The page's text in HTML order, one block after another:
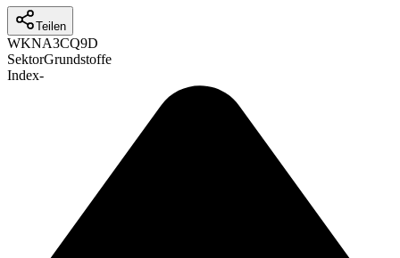
Teilen
WKNA3CQ9D
SektorGrundstoffe
Index-